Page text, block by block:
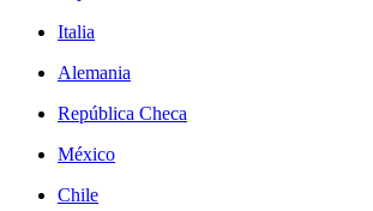
Italia
Alemania
República Checa
México
Chile